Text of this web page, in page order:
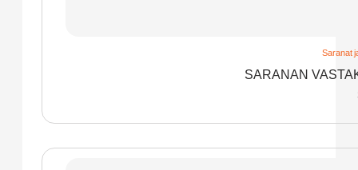
Saranat
SARANAN